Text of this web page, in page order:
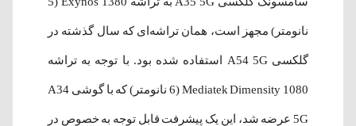
نانومتر) مجهز است، همان تراشه‌ای که سال گذشته در
گلکسی A54 5G استفاده شده بود. با توجه به تراشه
Mediatek Dimensity 1080 (6 نانومتر) که با گوشی A34
5G عرضه شد، این یک پیشرفت قابل توجه به خصوص در